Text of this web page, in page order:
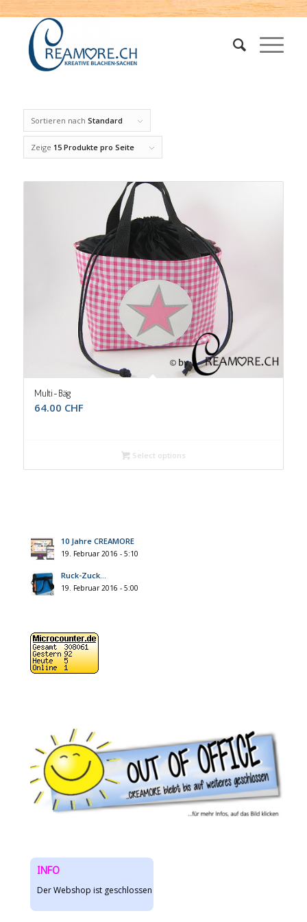
Sortieren nach Standard
Zeige 15 Produkte pro Seite
5.00
Multi-Bäg
64.00 CHF
Select options
10 Jahre CREAMORE
19. Februar 2016 - 5:10
Ruck-Zuck…
19. Februar 2016 - 5:00
INFO
Der Webshop ist geschlossen